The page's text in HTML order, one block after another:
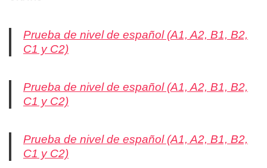
Prueba de nivel de español (A1, A2, B1, B2,
C1 y C2)
Prueba de nivel de español (A1, A2, B1, B2,
C1 y C2)
Prueba de nivel de español (A1, A2, B1, B2,
C1 y C2)